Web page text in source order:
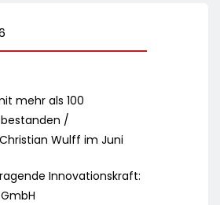
mehr als 100
/
Wulff im Juni
Innovationskraft:
GmbH